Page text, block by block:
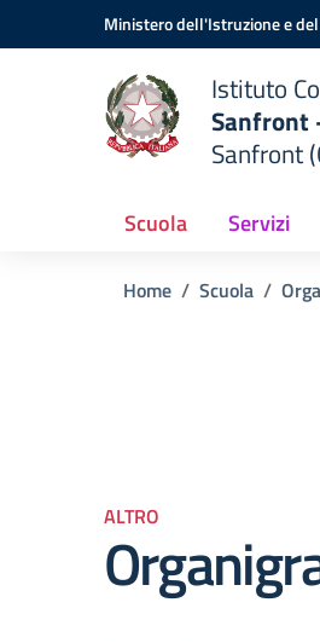
Vai ai contenuti
Vai al menu di navigazione
Ministero dell'Istruzione e
Istituto
Sanfront
Sanfront
Scuola Servizi
Home Scuola
ALTRO